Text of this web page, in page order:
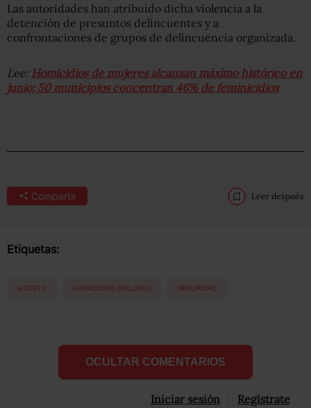
Las autoridades han atribuido dicha violencia a la
detención de presuntos delincuentes y a
confrontaciones de grupos de delincuencia organizada.
Lee: Homicidios de mujeres alcanzan máximo histórico en
junio; 50 municipios concentran 46% de feminicidios
Compartir Leer después
Etiquetas:
AGOSTO HOMICIDIOS DOLOSOS SEGURIDAD
OCULTAR COMENTARIOS
Iniciar sesión Registrate